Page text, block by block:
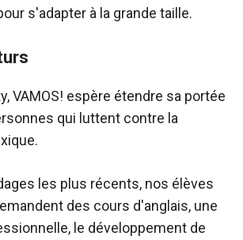
s'adapter à la grande taille.
VAMOS! espère étendre sa portée
qui luttent contre la
les plus récents, nos élèves
des cours d'anglais, une
le développement de